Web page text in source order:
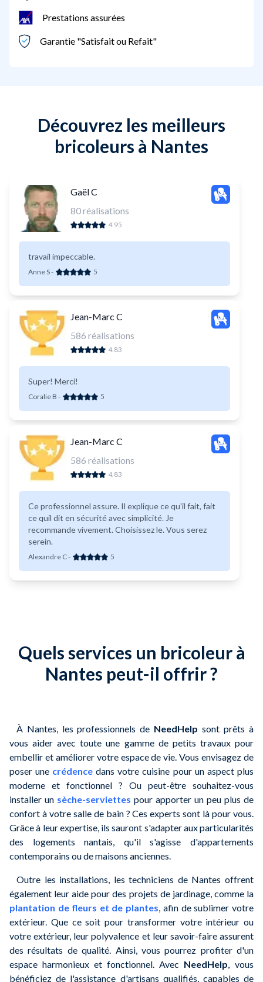
Prestations assurées
Garantie "Satisfait ou Refait"
Découvrez les meilleurs
bricoleurs à Nantes
Gaël C
80réalisations
4.95
travail impeccable.
Anne S- 5
Jean-Marc C
586 réalisations
4.83
Super! Merci!
Coralie B - 5
Jean-Marc C
586 réalisations
4.83
Ce professionnel assure. Il explique ce qu'il fait, fait
ce quil dit en sécurité avec simplicité. Je
recommande vivement. Choisissez le. Vous serez
serein.
Alexandre C- 5
Quels services un bricoleur à
Nantes peut-il offrir ?
À Nantes, les professionnels de NeedHelp sont prêts à
vous aider avec toute une gamme de petits travaux pour
embellir et améliorer votre espace de vie. Vous envisagez de
poser une crédence dans votre cuisine pour un aspect plus
moderne et fonctionnel ? Ou peut-être souhaitez-vous
installer un sèche-serviettes pour apporter un peu plus de
confort à votre salle de bain ? Ces experts sont là pour vous.
Grâce à leur expertise, ils sauront s'adapter aux particularités
des logements nantais, qu'il s'agisse d'appartements
contemporains ou de maisons anciennes.
Outre les installations, les techniciens de Nantes offrent
également leur aide pour des projets de jardinage, comme la
plantation de fleurs et de plantes , afin de sublimer votre
extérieur. Que ce soit pour transformer votre intérieur ou
votre extérieur, leur polyvalence et leur savoir-faire assurent
des résultats de qualité. Ainsi, vous pourrez profiter d'un
espace harmonieux et fonctionnel. Avec NeedHelp , vous
bénéficiez de l'assistance d'artisans qualifiés, capables de